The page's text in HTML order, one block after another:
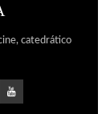
catedrático